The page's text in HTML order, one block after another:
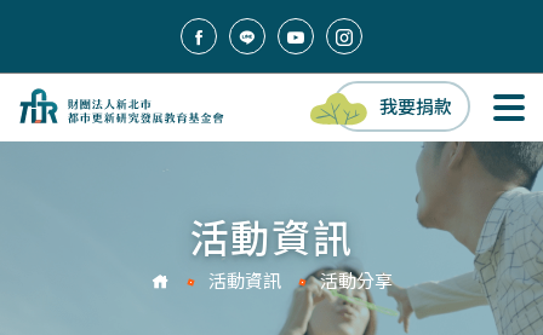
我要捐款
活動資訊
活動資訊 活動分享